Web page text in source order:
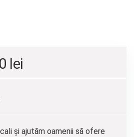
lei
și ajutăm oamenii să ofere